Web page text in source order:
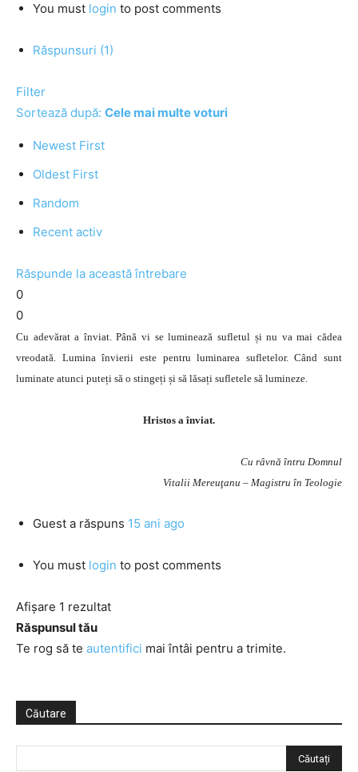
You must login to post comments
Răspunsuri (1)
Filter
Sortează după: Cele mai multe voturi
Newest First
Oldest First
Random
Recent activ
Răspunde la această întrebare
0
0
Cu adevărat a înviat. Până vi se luminează sufletul și nu va mai cădea
vreodată. Lumina învierii este pentru luminarea sufletelor. Când sunt
luminate atunci puteți să o stingeți și să lăsați sufletele să lumineze.
Hristos a înviat.
Cu râvnă întru Domnul
Vitalii Mereuţanu – Magistru în Teologie
Guest a răspuns 15 ani ago
You must login to post comments
Afișare 1 rezultat
Răspunsul tău
Te rog să te autentifici mai întâi pentru a trimite.
Căutare